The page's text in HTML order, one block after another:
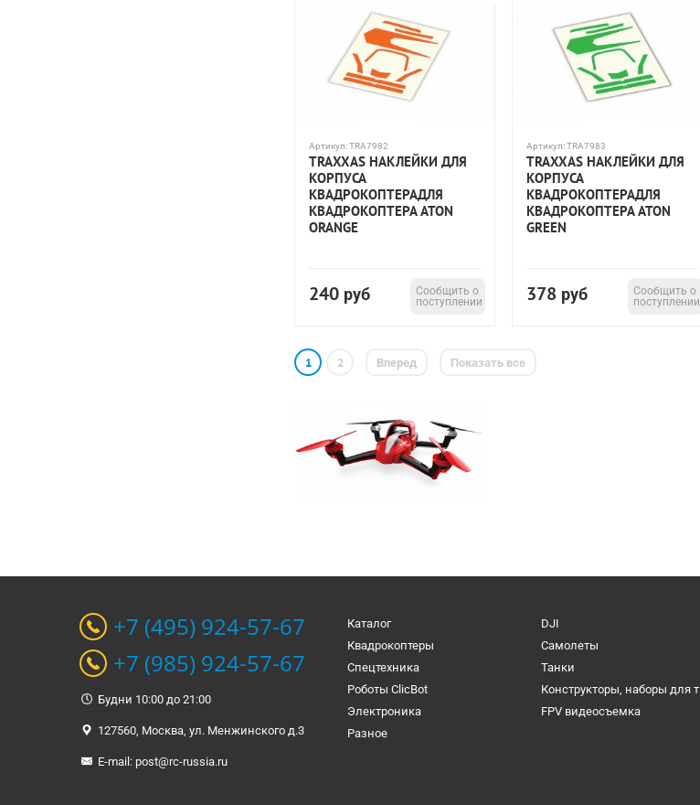
Артикул:TRA7982
TRAXXAS НАКЛЕЙКИ ДЛЯ
КОРПУСА
КВАДРОКОПТЕРАДЛЯ
КВАДРОКОПТЕРА ATON
ORANGE
240 руб
Сообщить о
поступлении
Артикул:TRA7983
TRAXXAS НАКЛЕЙКИ ДЛЯ
КОРПУСА
КВАДРОКОПТЕРАДЛЯ
КВАДРОКОПТЕРА ATON
GREEN
378 руб
Сообщить о
поступлении
1 2 Вперед Показать все
+7 (495) 924-57-67
+7 (985) 924-57-67
Будни 10:00 до 21:00
127560, Москва, ул. Менжинского д.3
E-mail: post@rc-russia.ru
Каталог DJI
Квадрокоптеры
Самолеты
Спецтехника
Танки
Роботы ClicBot
Электроника
FPV видеосъемка
Разное